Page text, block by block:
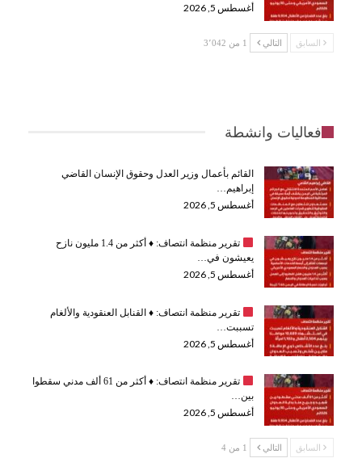
أغسطس 5, 2026
السابق التالي 1 من 3٬042
فعاليات وانشطة
القائم بأعمال وزير العدل وحقوق الإنسان القاضي
إبراهيم…
أغسطس 5, 2026
تقرير منظمة انتصاف: ♦️
أكثر من 1.4 مليون نازح
يعيشون في…
أغسطس 5, 2026
تقرير منظمة انتصاف: ♦️القنابل العنقودية والألغام
تسببت…
أغسطس 5, 2026
تقرير منظمة انتصاف: ♦️
أكثر من 61 ألف مدني سقطوا
بين…
أغسطس 5, 2026
السابق التالي 1 من 4